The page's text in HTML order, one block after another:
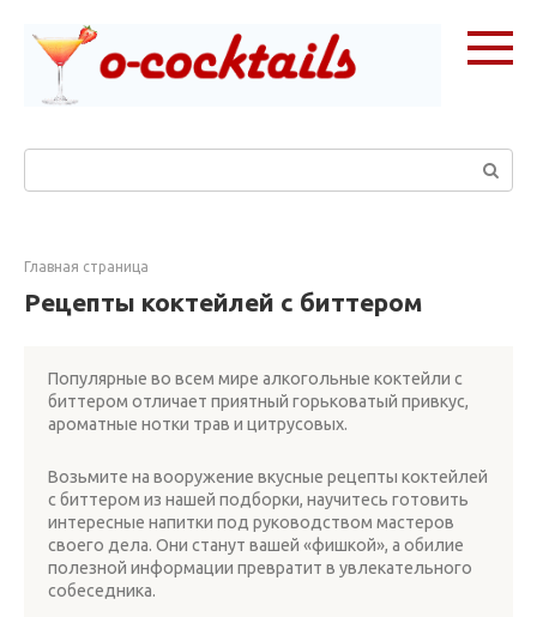
контенту
Главная страница
Рецепты коктейлей с биттером
Популярные во всем мире алкогольные коктейли с
биттером отличает приятный горьковатый привкус,
ароматные нотки трав и цитрусовых.
Возьмите на вооружение вкусные рецепты коктейлей
с биттером из нашей подборки, научитесь готовить
интересные напитки под руководством мастеров
своего дела. Они станут вашей «фишкой», а обилие
полезной информации превратит в увлекательного
собеседника.